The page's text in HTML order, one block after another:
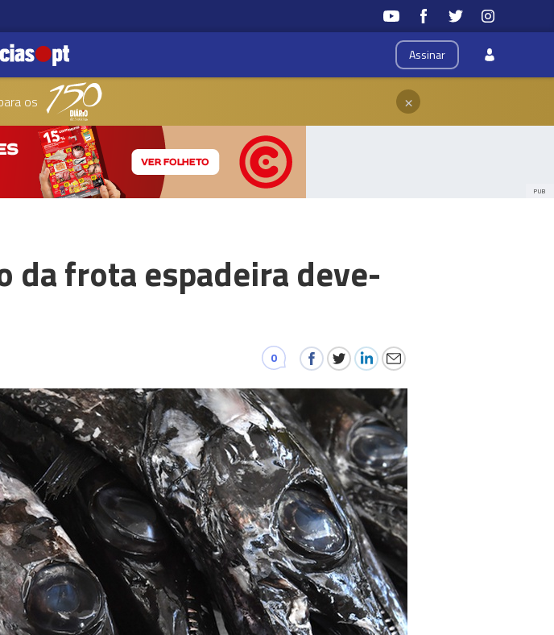
Assinar
os ×
PUB
da frota espadeira deve-
0